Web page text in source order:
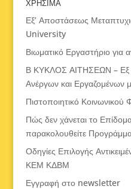
ΧΡΗΣΙΜΑ
Εξ’ Αποστάσεως
University
Βιωματικό Εργαστήριο
Β ΚΥΚΛΟΣ ΑΙΤΗΣΕΩΝ –
Ανέργων και Εργαζομένων
Πιστοποιητικό Κοινωνικού
Πώς δεν χάνεται το
παρακολουθείτε
Οδηγίες Επιλογής
ΚΕΜ ΚΔΒΜ
Εγγραφή στο newsletter